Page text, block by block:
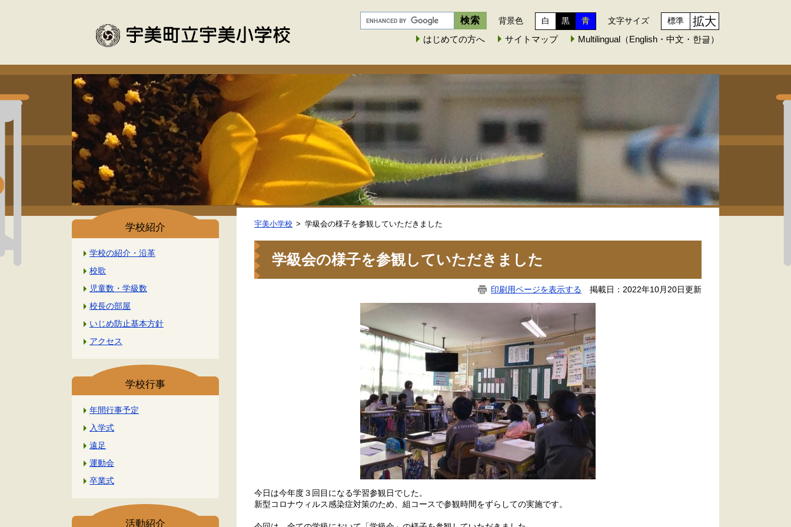
背景色 白 黒 青 文字サイズ 標準 拡大
はじめての方へ サイトマップ Multilingual（English・中文・한글）
学校紹介
学校の紹介・沿革
校歌
児童数・学級数
校長の部屋
いじめ防止基本方針
アクセス
学校行事
年間行事予定
入学式
遠足
運動会
卒業式
活動紹介
宇美小学校 学級会の様子を参観していただきました
学級会の様子を参観していただきました
印刷用ページを表示する 掲載日：2022年10月20日更新
今日は今年度３回目になる学習参観日でした。
新型コロナウィルス感染症対策のため、組コースで参観時間をずらしての実施です。